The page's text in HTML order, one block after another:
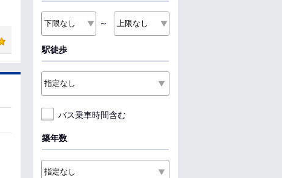
～
駅徒歩
バス乗車時間含む
築年数